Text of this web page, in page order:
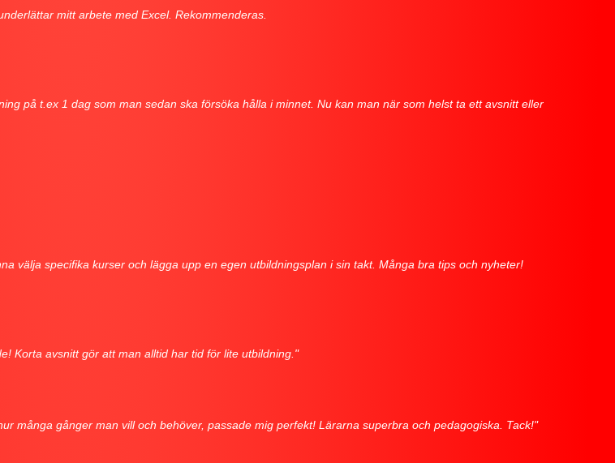
mitt arbete med Excel. Rekommenderas.
på t.ex 1 dag som man sedan ska försöka hålla i minnet. Nu kan man när som helst ta ett avsnitt eller
välja specifika kurser och lägga upp en egen utbildningsplan i sin takt. Många bra tips och nyheter!
Korta avsnitt gör att man alltid har tid för lite utbildning."
många gånger man vill och behöver, passade mig perfekt! Lärarna superbra och pedagogiska. Tack!"